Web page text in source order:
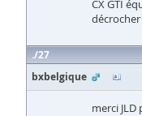
CX GTI
27
bxbelgique
merci